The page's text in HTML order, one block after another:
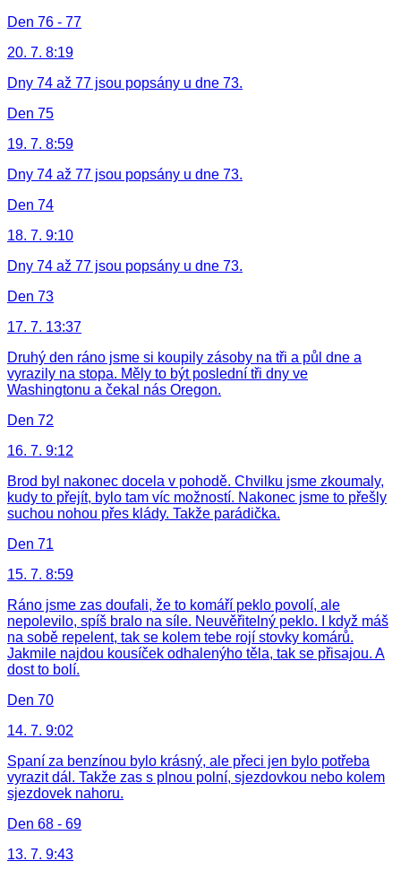
Den 76 - 77
20. 7. 8:19
Dny 74 až 77 jsou popsány u dne 73.
Den 75
19. 7. 8:59
Dny 74 až 77 jsou popsány u dne 73.
Den 74
18. 7. 9:10
Dny 74 až 77 jsou popsány u dne 73.
Den 73
17. 7. 13:37
Druhý den ráno jsme si koupily zásoby na tři a půl dne a
vyrazily na stopa. Měly to být poslední tři dny ve
Washingtonu a čekal nás Oregon.
Den 72
16. 7. 9:12
Brod byl nakonec docela v pohodě. Chvilku jsme zkoumaly,
kudy to přejít, bylo tam víc možností. Nakonec jsme to přešly
suchou nohou přes klády. Takže parádička.
Den 71
15. 7. 8:59
Ráno jsme zas doufali, že to komáří peklo povolí, ale
nepolevilo, spíš bralo na síle. Neuvěřitelný peklo. I když máš
na sobě repelent, tak se kolem tebe rojí stovky komárů.
Jakmile najdou kousíček odhalenýho těla, tak se přisajou. A
dost to bolí.
Den 70
14. 7. 9:02
Spaní za benzínou bylo krásný, ale přeci jen bylo potřeba
vyrazit dál. Takže zas s plnou polní, sjezdovkou nebo kolem
sjezdovek nahoru.
Den 68 - 69
13. 7. 9:43